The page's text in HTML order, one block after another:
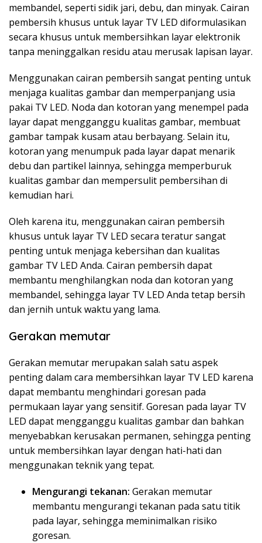
membandel, seperti sidik jari, debu, dan minyak. Cairan
pembersih khusus untuk layar TV LED diformulasikan
secara khusus untuk membersihkan layar elektronik
tanpa meninggalkan residu atau merusak lapisan layar.
Menggunakan cairan pembersih sangat penting untuk
menjaga kualitas gambar dan memperpanjang usia
pakai TV LED. Noda dan kotoran yang menempel pada
layar dapat mengganggu kualitas gambar, membuat
gambar tampak kusam atau berbayang. Selain itu,
kotoran yang menumpuk pada layar dapat menarik
debu dan partikel lainnya, sehingga memperburuk
kualitas gambar dan mempersulit pembersihan di
kemudian hari.
Oleh karena itu, menggunakan cairan pembersih
khusus untuk layar TV LED secara teratur sangat
penting untuk menjaga kebersihan dan kualitas
gambar TV LED Anda. Cairan pembersih dapat
membantu menghilangkan noda dan kotoran yang
membandel, sehingga layar TV LED Anda tetap bersih
dan jernih untuk waktu yang lama.
Gerakan memutar
Gerakan memutar merupakan salah satu aspek
penting dalam cara membersihkan layar TV LED karena
dapat membantu menghindari goresan pada
permukaan layar yang sensitif. Goresan pada layar TV
LED dapat mengganggu kualitas gambar dan bahkan
menyebabkan kerusakan permanen, sehingga penting
untuk membersihkan layar dengan hati-hati dan
menggunakan teknik yang tepat.
Mengurangi tekanan: Gerakan memutar
membantu mengurangi tekanan pada satu titik
pada layar, sehingga meminimalkan risiko
goresan.